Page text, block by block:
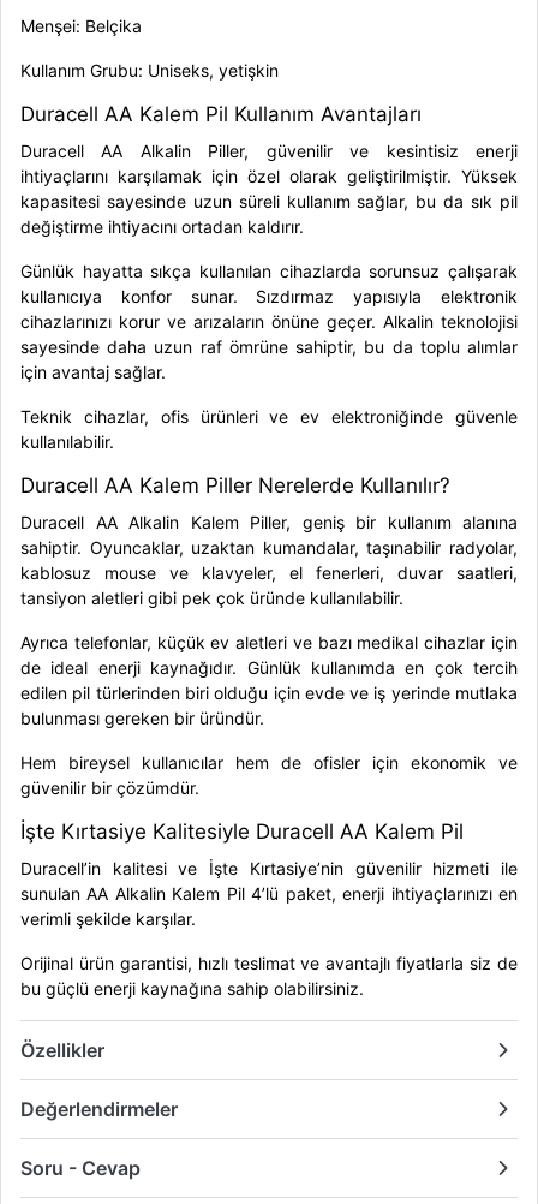
Menşei: Belçika
Kullanım Grubu: Uniseks, yetişkin
Duracell AA Kalem Pil Kullanım Avantajları
Duracell AA Alkalin Piller, güvenilir ve kesintisiz enerji
ihtiyaçlarını karşılamak için özel olarak geliştirilmiştir. Yüksek
kapasitesi sayesinde uzun süreli kullanım sağlar, bu da sık pil
değiştirme ihtiyacını ortadan kaldırır.
Günlük hayatta sıkça kullanılan cihazlarda sorunsuz çalışarak
kullanıcıya konfor sunar. Sızdırmaz yapısıyla elektronik
cihazlarınızı korur ve arızaların önüne geçer. Alkalin teknolojisi
sayesinde daha uzun raf ömrüne sahiptir, bu da toplu alımlar
için avantaj sağlar.
Teknik cihazlar, ofis ürünleri ve ev elektroniğinde güvenle
kullanılabilir.
Duracell AA Kalem Piller Nerelerde Kullanılır?
Duracell AA Alkalin Kalem Piller, geniş bir kullanım alanına
sahiptir. Oyuncaklar, uzaktan kumandalar, taşınabilir radyolar,
kablosuz mouse ve klavyeler, el fenerleri, duvar saatleri,
tansiyon aletleri gibi pek çok üründe kullanılabilir.
Ayrıca telefonlar, küçük ev aletleri ve bazı medikal cihazlar için
de ideal enerji kaynağıdır. Günlük kullanımda en çok tercih
edilen pil türlerinden biri olduğu için evde ve iş yerinde mutlaka
bulunması gereken bir üründür.
Hem bireysel kullanıcılar hem de ofisler için ekonomik ve
güvenilir bir çözümdür.
İşte Kırtasiye Kalitesiyle Duracell AA Kalem Pil
Duracell’in kalitesi ve İşte Kırtasiye’nin güvenilir hizmeti ile
sunulan AA Alkalin Kalem Pil 4’lü paket, enerji ihtiyaçlarınızı en
verimli şekilde karşılar.
Orijinal ürün garantisi, hızlı teslimat ve avantajlı fiyatlarla siz de
bu güçlü enerji kaynağına sahip olabilirsiniz.
Özellikler
Değerlendirmeler
Soru - Cevap